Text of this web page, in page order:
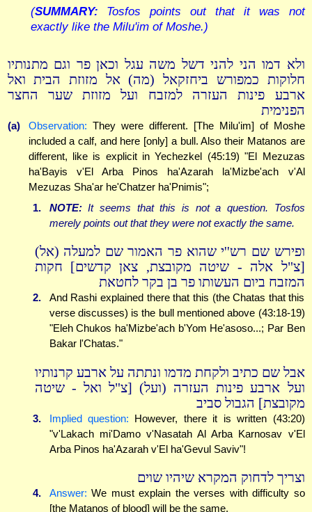
(SUMMARY: Tosfos points out that it was not
exactly like the Milu'im of Moshe.)
ולא דמו הני להני דשל משה עגל וכאן פר וגם מתנותיו
חלוקות כמפורש ביחזקאל (מה) אל מזוזת הבית ואל
ארבע פינות העזרה למזבח ועל מזוזת שער החצר
הפנימית
(a) Observation: They were different. [The Milu'im] of Moshe
included a calf, and here [only] a bull. Also their Matanos are
different, like is explicit in Yechezkel (45:19) "El Mezuzas
ha'Bayis v'El Arba Pinos ha'Azarah la'Mizbe'ach v'Al
Mezuzas Sha'ar he'Chatzer ha'Pnimis";
1.
NOTE:It seems that this is not a question. Tosfos
merely points out that they were not exactly the same.
ופירש שם רש''י שהוא פר האמור שם למעלה (אל)
[צ"ל אלה - שיטה מקובצת, צאן קדשים] חקות
המזבח ביום העשותו פר בן בקר לחטאת
2.
And Rashi explained there that this (the Chatas that this
verse discusses) is the bull mentioned above (43:18-19)
"Eleh Chukos ha'Mizbe'ach b'Yom He'asoso...; Par Ben
Bakar l'Chatas."
אבל שם כתיב ולקחת מדמו ונתתה על ארבע קרנותיו
ועל ארבע פינות העזרה (ועל) [צ"ל ואל - שיטה
מקובצת] הגבול סביב
3. Implied question: However, there it is written (43:20)
"v'Lakach mi'Damo v'Nasatah Al Arba Karnosav v'El
Arba Pinos ha'Azarah v'El ha'Gevul Saviv"!
וצריך לדחוק המקרא שיהיו שוים
4. Answer: We must explain the verses with difficulty so
[the Matanos of blood] will be the same.